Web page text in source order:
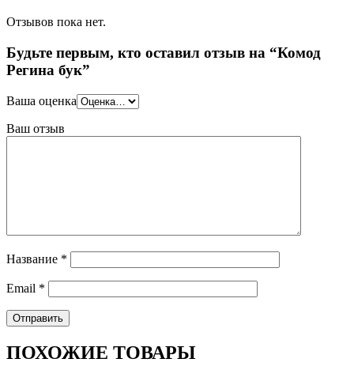
Отзывов пока нет.
Будьте первым, кто оставил отзыв на “Комод
Регина бук”
Ваша оценка
Ваш отзыв
Название *
Email *
ПОХОЖИЕ ТОВАРЫ